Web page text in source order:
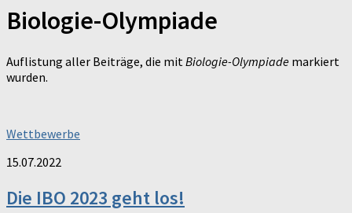
Biologie-Olympiade
Auflistung aller Beiträge, die mit Biologie-Olympiade markiert
wurden.
Wettbewerbe
15.07.2022
Die IBO 2023 geht los!